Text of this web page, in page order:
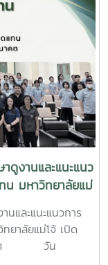
ดูงานและแนะแนว
มหาวิทยาลัยแม่
ห่งอนาคต
และแนะแนวการ
าลัยแม่โจ้ เปิด
นาคต วัน